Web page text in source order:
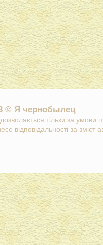
© Я чернобылец
тільки за умови
відповідальності за зміст